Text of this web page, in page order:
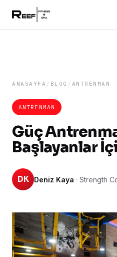
ANASAYFA / BLOG / ANTRENMAN
ANTRENMAN
Güç
Başlayanlar
DK Deniz Kaya · Strength